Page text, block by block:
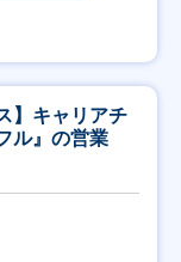
】キャリアチ
ル』の営業